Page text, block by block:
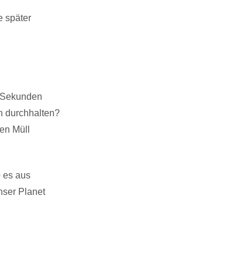
später
durchhalten?
Müll
es aus
Planet